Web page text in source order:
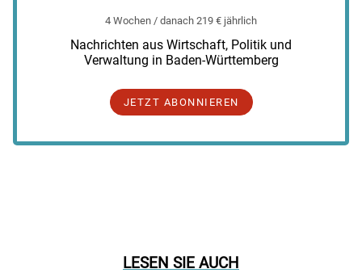
4 Wochen / danach 219 € jährlich
Nachrichten aus Wirtschaft, Politik und
Verwaltung in Baden-Württemberg
JETZT ABONNIEREN
LESEN SIE AUCH